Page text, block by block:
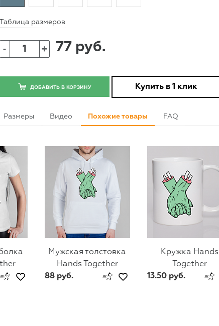
Таблица размеров
- + 77 руб.
ДОБАВИТЬ В КОРЗИНУ Купить в 1 клик
Размеры Видео Похожие товары FAQ
Мужская толстовка
Hands Together
88 руб.
Кружка Hands
Together
13.50 руб.